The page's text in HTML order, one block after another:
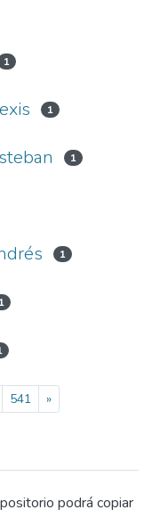
1
1
1
1
1
541 »
podrá copiar